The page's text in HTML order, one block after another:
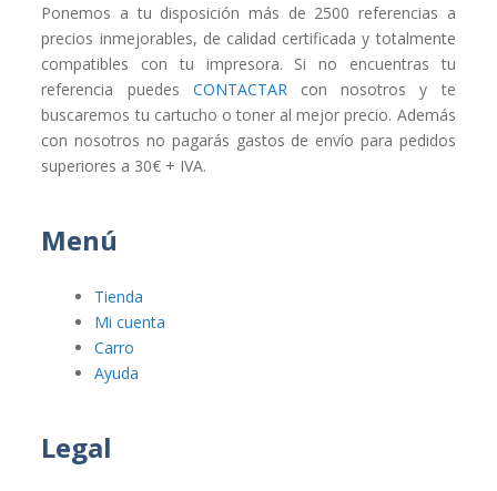
Ponemos a tu disposición más de 2500 referencias a
precios inmejorables, de calidad certificada y totalmente
compatibles con tu impresora. Si no encuentras tu
referencia puedes CONTACTARcon nosotros y te
buscaremos tu cartucho o toner al mejor precio. Además
con nosotros no pagarás gastos de envío para pedidos
superiores a 30€ + IVA.
Menú
Tienda
Mi cuenta
Carro
Ayuda
Legal